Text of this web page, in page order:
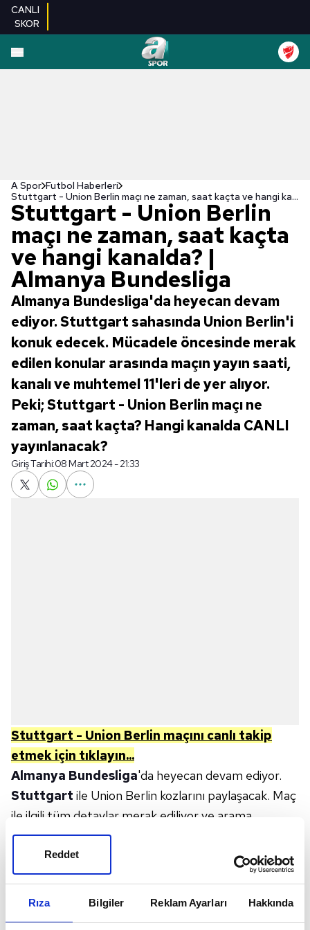
Rıza Bilgiler Reklam Ayarları Hakkında
Reddet
CANLI
SKOR
A Spor Futbol Haberleri
Stuttgart - Union Berlin maçı ne zaman, saat kaçta ve hangi kanalda? | Almanya Bundesliga
Stuttgart - Union Berlin
maçı ne zaman, saat kaçta
ve hangi kanalda? |
Almanya Bundesliga
Almanya Bundesliga'da heyecan devam
ediyor. Stuttgart sahasında Union Berlin'i
konuk edecek. Mücadele öncesinde merak
edilen konular arasında maçın yayın saati,
kanalı ve muhtemel 11'leri de yer alıyor.
Peki; Stuttgart - Union Berlin maçı ne
zaman, saat kaçta? Hangi kanalda CANLI
yayınlanacak?
Giriş Tarihi:08 Mart 2024 - 21:33
Stuttgart - Union Berlin maçını canlı takip
etmek için tıklayın...
Almanya Bundesliga'da heyecan devam ediyor.
Stuttgart ile Union Berlin kozlarını paylaşacak. Maç
ile ilgili tüm detaylar merak ediliyor ve arama
motorlarında araştırılıyor. Peki, Stuttgart - Union
Berlin maçı ne zaman, saat kaçta? Hangi kanalda
canlı yayınlanacak?
STUTTGART - UNION BERLIN
MAÇI NE